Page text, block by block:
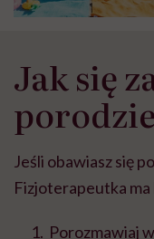
Jak się
Jeśli obawiasz się
Fizjoterapeutka ma
Porozmawiaj